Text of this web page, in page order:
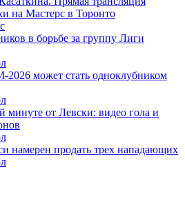
на Мастерс в Торонто
в борьбе за группу Лиги
может стать одноклубником
минуте от Левски: видео гола и
намерен продать трех нападающих